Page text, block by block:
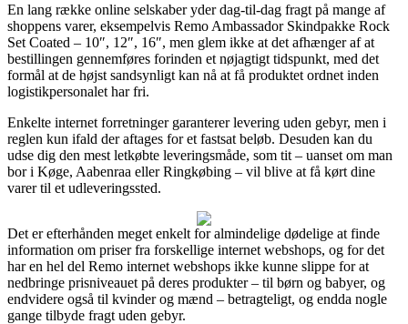
En lang række online selskaber yder dag-til-dag fragt på mange af
shoppens varer, eksempelvis Remo Ambassador Skindpakke Rock
Set Coated – 10″, 12″, 16″, men glem ikke at det afhænger af at
bestillingen gennemføres forinden et nøjagtigt tidspunkt, med det
formål at de højst sandsynligt kan nå at få produktet ordnet inden
logistikpersonalet har fri.
Enkelte internet forretninger garanterer levering uden gebyr, men i
reglen kun ifald der aftages for et fastsat beløb. Desuden kan du
udse dig den mest letkøbte leveringsmåde, som tit – uanset om man
bor i Køge, Aabenraa eller Ringkøbing – vil blive at få kørt dine
varer til et udleveringssted.
Det er efterhånden meget enkelt for almindelige dødelige at finde
information om priser fra forskellige internet webshops, og for det
har en hel del Remo internet webshops ikke kunne slippe for at
nedbringe prisniveauet på deres produkter – til børn og babyer, og
endvidere også til kvinder og mænd – betragteligt, og endda nogle
gange tilbyde fragt uden gebyr.